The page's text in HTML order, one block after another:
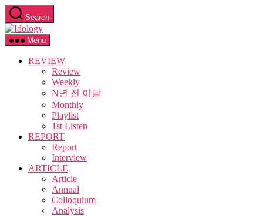
Skip
to
the
content
Search
Idology
Menu
REVIEW
Review
Weekly
N년 전 이달
Monthly
Playlist
1st Listen
REPORT
Report
Interview
ARTICLE
Article
Annual
Colloquium
Analysis